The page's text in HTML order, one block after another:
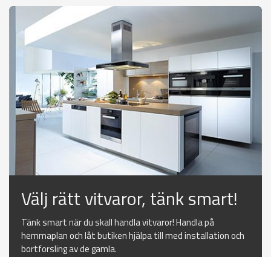
Välj rätt vitvaror, tänk smart!
Tänk smart när du skall handla vitvaror! Handla på
hemmaplan och låt butiken hjälpa till med installation och
bortforsling av de gamla.